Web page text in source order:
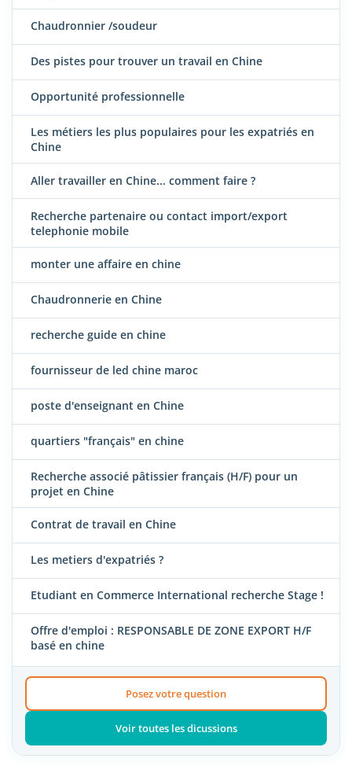
Chaudronnier /soudeur
Des pistes pour trouver un travail en Chine
Opportunité professionnelle
Les métiers les plus populaires pour les expatriés en
Chine
Aller travailler en Chine... comment faire ?
Recherche partenaire ou contact import/export
telephonie mobile
monter une affaire en chine
Chaudronnerie en Chine
recherche guide en chine
fournisseur de led chine maroc
poste d'enseignant en Chine
quartiers "français" en chine
Recherche associé pâtissier français (H/F) pour un
projet en Chine
Contrat de travail en Chine
Les metiers d'expatriés ?
Etudiant en Commerce International recherche Stage !
Offre d'emploi : RESPONSABLE DE ZONE EXPORT H/F
basé en chine
Posez votre question
Voir toutes les dicussions